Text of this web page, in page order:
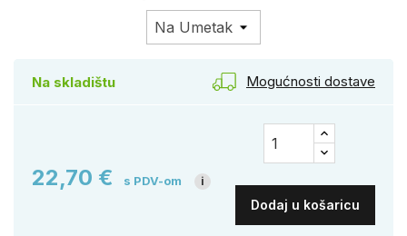
Na skladištu Mogućnosti dostave
22,70 € s PDV-om i
Dodaj u košaricu